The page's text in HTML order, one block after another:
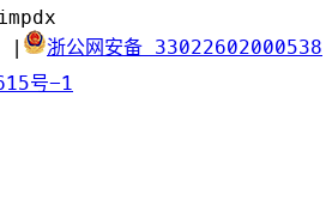
|
浙公网安备 33022602000538
号-1